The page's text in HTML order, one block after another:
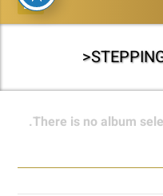
There is no album